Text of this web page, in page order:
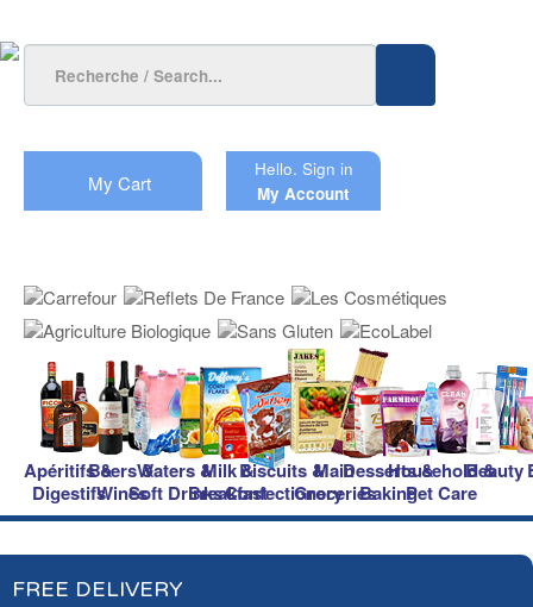
My Cart
Hello. Sign in
My Account
Apéritifs &
Digestifs
Beers &
Wines
Waters &
Soft Drinks
Milk &
Breakfast
Biscuits &
Confectionery
Main
Groceries
Desserts &
Baking
Household &
Pet Care
Beauty
FREE DELIVERY